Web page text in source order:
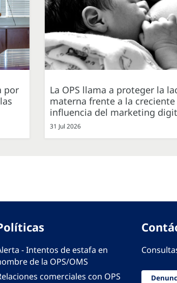
por
La OPS llama a proteger la
materna frente a la creciente
influencia del marketing
31 Jul 2026
- Intentos de estafa en
de la OPS/OMS
comerciales con OPS